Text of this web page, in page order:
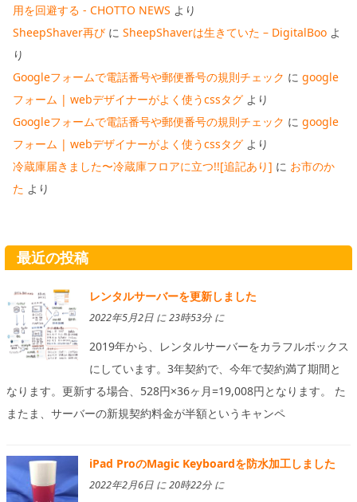
用を回避する - CHOTTO NEWS より
SheepShaver再び に SheepShaverは生きていた – DigitalBoo よ
り
Googleフォームで電話番号や郵便番号の規則チェック に google
フォーム | webデザイナーがよく使うcssタグ より
Googleフォームで電話番号や郵便番号の規則チェック に google
フォーム | webデザイナーがよく使うcssタグ より
冷蔵庫届きました〜冷蔵庫フロアに立つ!![追記あり] に お市のか
た より
最近の投稿
レンタルサーバーを更新しました
2022年5月2日 に 23時53分 に
2019年から、レンタルサーバーをカラフルボックス
にしています。3年契約で、今年で契約満了期間と
なります。更新する場合、528円×36ヶ月=19,008円となります。 た
またま、サーバーの新規契約料金が半額というキャンペ
iPad ProのMagic Keyboardを防水加工しました
2022年2月6日 に 20時22分 に